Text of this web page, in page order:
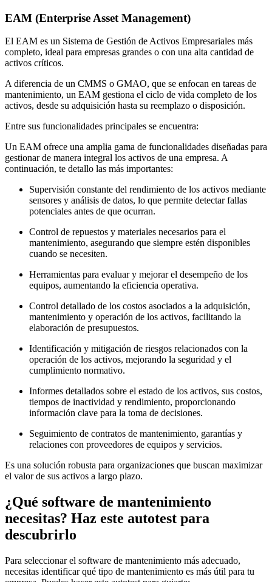
EAM (Enterprise Asset Management)
El EAM es un Sistema de Gestión de Activos Empresariales más
completo, ideal para empresas grandes o con una alta cantidad de
activos críticos.
A diferencia de un CMMS o GMAO, que se enfocan en tareas de
mantenimiento, un EAM gestiona el ciclo de vida completo de los
activos, desde su adquisición hasta su reemplazo o disposición.
Entre sus funcionalidades principales se encuentra:
Un EAM ofrece una amplia gama de funcionalidades diseñadas para
gestionar de manera integral los activos de una empresa. A
continuación, te detallo las más importantes:
Supervisión constante del rendimiento de los activos mediante
sensores y análisis de datos, lo que permite detectar fallas
potenciales antes de que ocurran.
Control de repuestos y materiales necesarios para el
mantenimiento, asegurando que siempre estén disponibles
cuando se necesiten.
Herramientas para evaluar y mejorar el desempeño de los
equipos, aumentando la eficiencia operativa.
Control detallado de los costos asociados a la adquisición,
mantenimiento y operación de los activos, facilitando la
elaboración de presupuestos.
Identificación y mitigación de riesgos relacionados con la
operación de los activos, mejorando la seguridad y el
cumplimiento normativo.
Informes detallados sobre el estado de los activos, sus costos,
tiempos de inactividad y rendimiento, proporcionando
información clave para la toma de decisiones.
Seguimiento de contratos de mantenimiento, garantías y
relaciones con proveedores de equipos y servicios.
Es una solución robusta para organizaciones que buscan maximizar
el valor de sus activos a largo plazo.
¿Qué software de mantenimiento
necesitas? Haz este autotest para
descubrirlo
Para seleccionar el software de mantenimiento más adecuado,
necesitas identificar qué tipo de mantenimiento es más útil para tu